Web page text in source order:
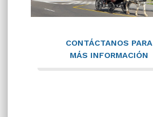
CONTÁCTANOS PARA
MÁS INFORMACIÓN